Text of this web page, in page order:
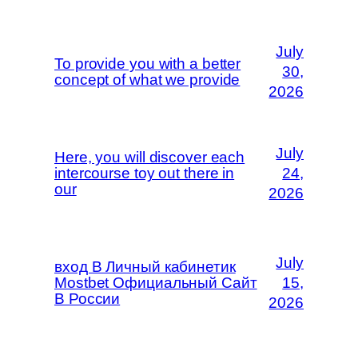
To provide you with a better
concept of what we provide
July
30,
2026
Here, you will discover each
intercourse toy out there in
our
July
24,
2026
вход В Личный кабинетик
Mostbet Официальный Сайт
В России
July
15,
2026